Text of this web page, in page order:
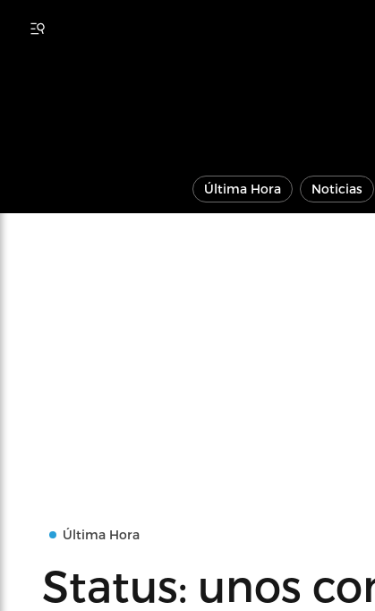
Última Hora Noticias
Última Hora
Status: unos